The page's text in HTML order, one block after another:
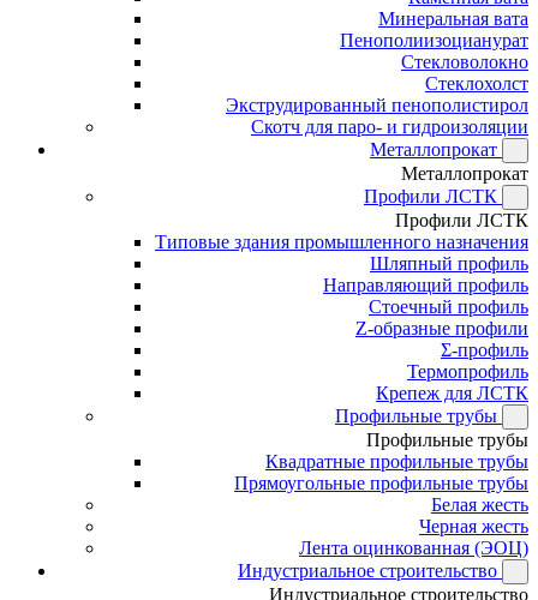
Минеральная вата
Пенополиизоцианурат
Стекловолокно
Стеклохолст
Экструдированный пенополистирол
Скотч для паро- и гидроизоляции
Металлопрокат
Металлопрокат
Профили ЛСТК
Профили ЛСТК
Типовые здания промышленного назначения
Шляпный профиль
Направляющий профиль
Стоечный профиль
Z-образные профили
Σ-профиль
Термопрофиль
Крепеж для ЛСТК
Профильные трубы
Профильные трубы
Квадратные профильные трубы
Прямоугольные профильные трубы
Белая жесть
Черная жесть
Лента оцинкованная (ЭОЦ)
Индустриальное строительство
Индустриальное строительство